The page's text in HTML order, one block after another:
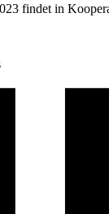
findet in